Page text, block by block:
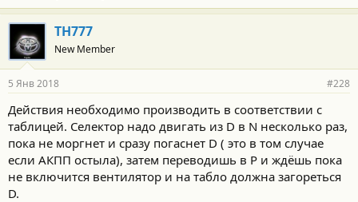
TH777
New Member
5 Янв 2018 #228
Действия необходимо производить в соответствии с
таблицей. Селектор надо двигать из D в N несколько раз,
пока не моргнет и сразу погаснет D ( это в том случае
если АКПП остыла), затем переводишь в Р и ждёшь пока
не включится вентилятор и на табло должна загореться
D.